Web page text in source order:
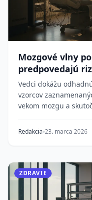
Mozgové vlny
predpovedajú
Vedci dokážu
vzorcov
vekom mozgu a
Redakcia 23. marca 2026
ZDRAVIE